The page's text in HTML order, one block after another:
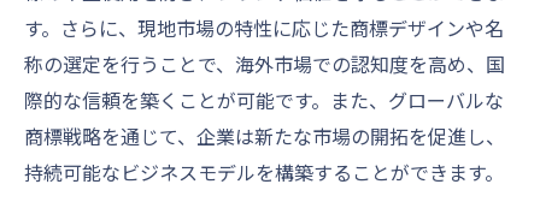
す。さらに、現地市場の特性に応じた商標デザインや名
称の選定を行うことで、海外市場での認知度を高め、国
際的な信頼を築くことが可能です。また、グローバルな
商標戦略を通じて、企業は新たな市場の開拓を促進し、
持続可能なビジネスモデルを構築することができます。